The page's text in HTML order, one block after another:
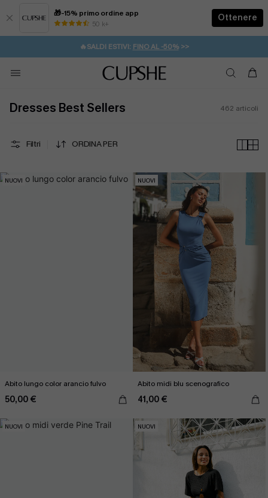
🎁-15% primo ordine app
50 k+
Ottenere
⚡️-15% SUGLI ESSENZIALI DA VACANZA | ACQUISTA
🔥SALDI ESTIVI: FINO AL -50%>>
🚚SPEDIZIONE GRATUITA DA 49€
💌REGALO PER I NUOVI: 20% DI SCONTO*
Dresses Best Sellers 462 articoli
Filtri ORDINA PER
NUOVI
Abito lungo color arancio fulvo
50,00 €
NUOVI
Abito midi blu scenografico
41,00 €
NUOVI NUOVI